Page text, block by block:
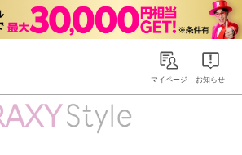
Rakuten RAXYマイページ お知らせ